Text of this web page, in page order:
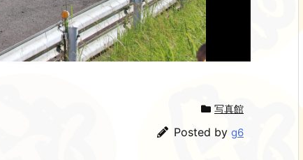
写真館
Posted by g6